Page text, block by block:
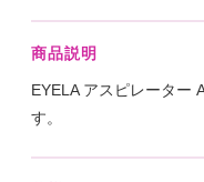
商品説明
EYELA アスピレーター
す。